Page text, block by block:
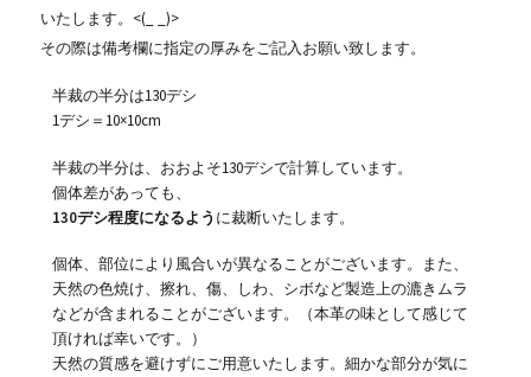
いたします。<(_ _)>
その際は備考欄に指定の厚みをご記入お願い致します。
半裁の半分は130デシ
1デシ＝10×10cm
半裁の半分は、おおよそ130デシで計算しています。
個体差があっても、
130デシ程度になるよう に裁断いたします。
個体、部位により風合いが異なることがございます。また、
天然の色焼け、擦れ、傷、しわ、シボなど製造上の漉きムラ
などが含まれることがございます。（本革の味として感じて
頂ければ幸いです。）
天然の質感を避けずにご用意いたします。細かな部分が気に